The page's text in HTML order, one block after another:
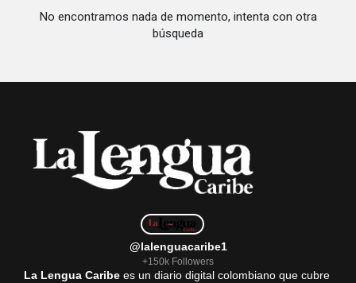
No encontramos nada de momento, intenta con otra
búsqueda
@lalenguacaribe1
+150k Followers
La Lengua Caribe es un diario digital colombiano que cubre